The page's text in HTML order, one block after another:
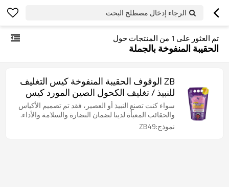
الرجاء إدخال مصطلح البحث
تم العثور على 1 من المنتجات حول
الحقيبة المنفوخة بالجملة
ZB الوقوف الحقيبة المنفوخة كيس التغليف
للنبيذ / تغليف الكحول الصين المورد كيس
التغليف البلاستيكية OEM ODM الشركة
المصنعة
سواء كنت تصنع النبيذ أو العصير، فقد تم تصميم الأكياس
والحقائب المعبأة لدينا لضمان النضارة والسلامة والأداء.
نموذج:ZB49